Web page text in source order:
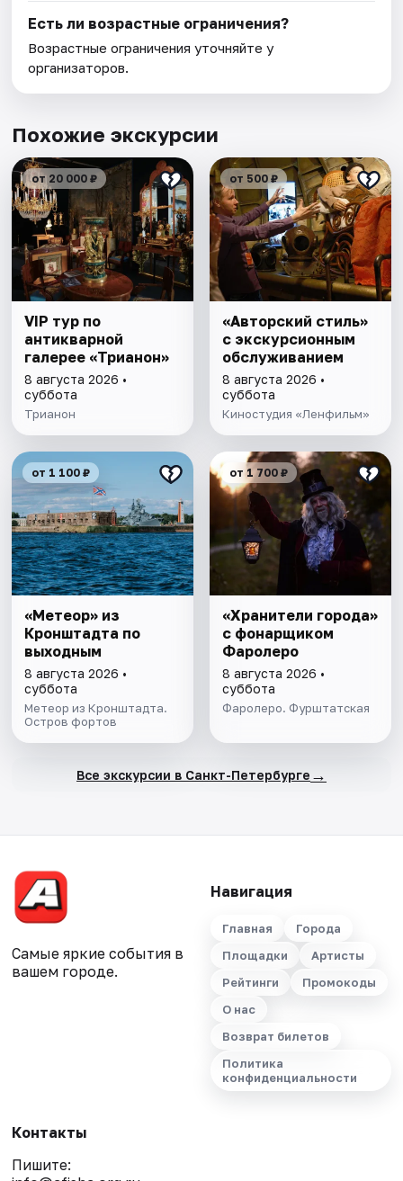
Есть ли возрастные ограничения?
Возрастные ограничения уточняйте у
организаторов.
Похожие экскурсии
от 20 000 ₽
VIP тур по
антикварной
галерее «Трианон»
8 августа 2026 •
суббота
Трианон
от 500 ₽
«Авторский стиль»
с экскурсионным
обслуживанием
8 августа 2026 •
суббота
Киностудия «Ленфильм»
от 1 100 ₽
«Метеор» из
Кронштадта по
выходным
8 августа 2026 •
суббота
Метеор из Кронштадта.
Остров фортов
от 1 700 ₽
«Хранители города»
с фонарщиком
Фаролеро
8 августа 2026 •
суббота
Фаролеро. Фурштатская
Все экскурсии в Санкт-Петербурге →
Самые яркие события в
вашем городе.
Навигация
Главная
Города
Площадки
Артисты
Рейтинги
Промокоды
О нас
Возврат билетов
Политика
конфиденциальности
Контакты
Пишите: